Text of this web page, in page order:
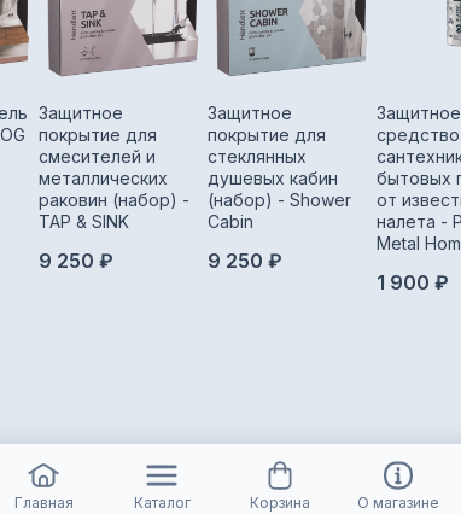
Защитное
покрытие для
смесителей и
металлических
раковин (набор) -
TAP & SINK
9 250 ₽
Защитное
покрытие для
стеклянных
душевых кабин
(набор) - Shower
Cabin
9 250 ₽
Защитное
бытовых
от
налета -
Metal
1 900 ₽
Главная Каталог Корзина О магазине